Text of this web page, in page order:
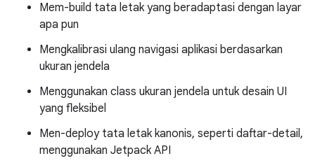
Mem-build tata letak yang beradaptasi dengan layar
apa pun
Mengkalibrasi ulang navigasi aplikasi berdasarkan
ukuran jendela
Menggunakan class ukuran jendela untuk desain UI
yang fleksibel
Men-deploy tata letak kanonis, seperti daftar-detail,
menggunakan Jetpack API